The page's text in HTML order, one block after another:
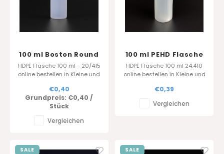
100 ml Boston Round
HDPE - Natur - 20/415
HDPE Flasche 100 ml - 20/415
online bestellen in Kleine und
Hersteller und Händler in
Verpackunge.
€0,40
Grundpreis: €0,40 /
Stück
Vergleichen
100 ml PEHD Flasche
- rund
HDPE Flasche 100 ml 24.410
online bestellen in Kleine und
und Händler
€0,39
Vergleichen
SALE SALE